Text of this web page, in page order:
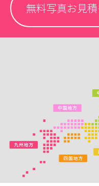
無料写真お見積